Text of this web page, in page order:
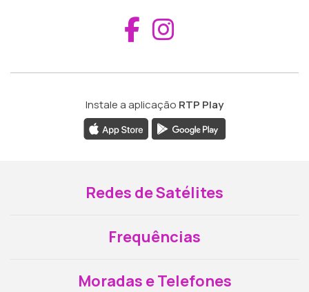
Aceder ao
Instale a aplicação RTP Play
Redes de Satélites
Frequências
Moradas e Telefones